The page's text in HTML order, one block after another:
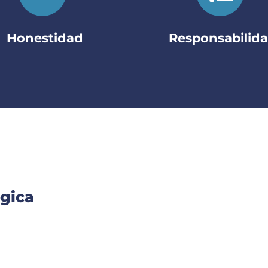
Honestidad